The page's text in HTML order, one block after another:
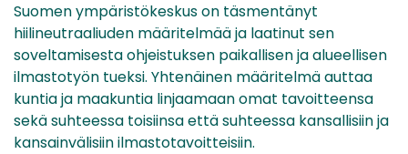
Suomen ympäristökeskus on täsmentänyt
hiilineutraaliuden määritelmää ja laatinut sen
soveltamisesta ohjeistuksen paikallisen ja alueellisen
ilmastotyön tueksi. Yhtenäinen määritelmä auttaa
kuntia ja maakuntia linjaamaan omat tavoitteensa
sekä suhteessa toisiinsa että suhteessa kansallisiin ja
kansainvälisiin ilmastotavoitteisiin.